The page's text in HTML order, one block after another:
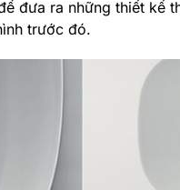
đưa ra những thiết
trước đó.